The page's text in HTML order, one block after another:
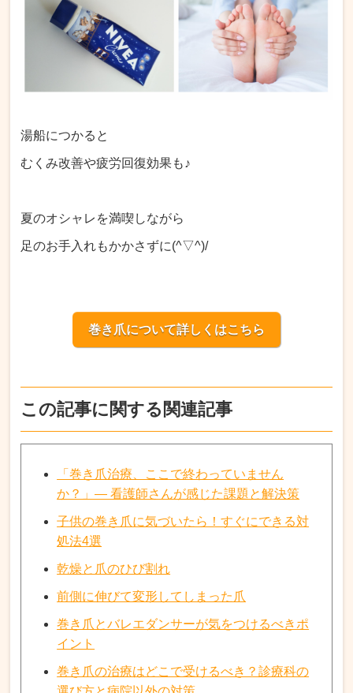
湯船につかると
むくみ改善や疲労回復効果も♪
夏のオシャレを満喫しながら
足のお手入れもかかさずに(^▽^)/
巻き爪について詳しくはこちら
この記事に関する関連記事
「巻き爪治療、ここで終わっていません
か？」— 看護師さんが感じた課題と解決策
子供の巻き爪に気づいたら！すぐにできる対
処法4選
乾燥と爪のひび割れ
前側に伸びて変形してしまった爪
巻き爪とバレエダンサーが気をつけるべきポ
イント
巻き爪の治療はどこで受けるべき？診療科の